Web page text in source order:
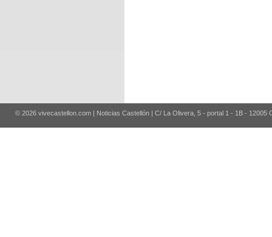
© 2026 vivecastellon.com | Noticias Castellón | C/ La Olivera, 5 - portal 1 - 1B - 12005